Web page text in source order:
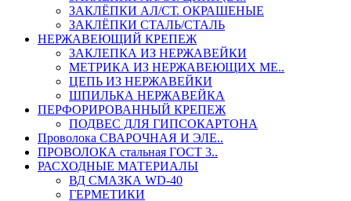
ЗАКЛЁПКИ АЛ/СТ. ОКРАШЕНЫЕ
ЗАКЛЁПКИ СТАЛЬ/СТАЛЬ
НЕРЖАВЕЮЩИЙ КРЕПЕЖ
ЗАКЛЕПКА ИЗ НЕРЖАВЕЙКИ
МЕТРИКА ИЗ НЕРЖАВЕЮЩИХ МЕ..
ЦЕПЬ ИЗ НЕРЖАВЕЙКИ
ШПИЛЬКА НЕРЖАВЕЙКА
ПЕРФОРИРОВАННЫЙ КРЕПЕЖ
ПОДВЕС ДЛЯ ГИПСОКАРТОНА
Проволока СВАРОЧНАЯ И ЭЛЕ..
ПРОВОЛОКА стальная ГОСТ 3..
РАСХОДНЫЕ МАТЕРИАЛЫ
ВД СМАЗКА WD-40
ГЕРМЕТИКИ